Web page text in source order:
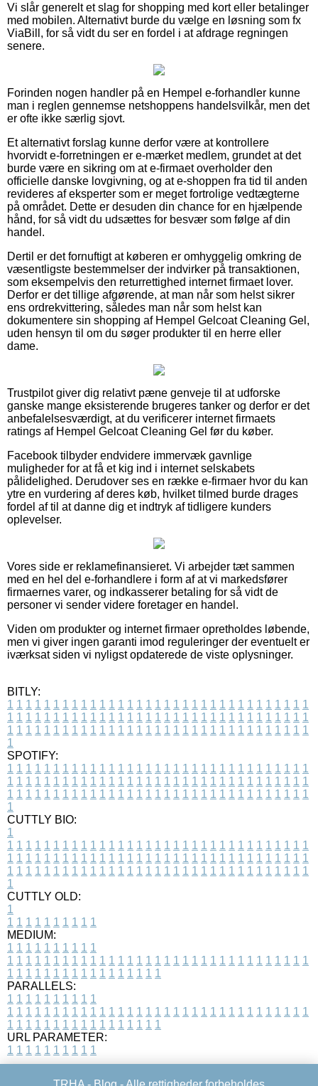
Vi slår generelt et slag for shopping med kort eller betalinger
med mobilen. Alternativt burde du vælge en løsning som fx
ViaBill, for så vidt du ser en fordel i at afdrage regningen
senere.
Forinden nogen handler på en Hempel e-forhandler kunne
man i reglen gennemse netshoppens handelsvilkår, men det
er ofte ikke særlig sjovt.
Et alternativt forslag kunne derfor være at kontrollere
hvorvidt e-forretningen er e-mærket medlem, grundet at det
burde være en sikring om at e-firmaet overholder den
officielle danske lovgivning, og at e-shoppen fra tid til anden
revideres af eksperter som er meget fortrolige vedtægterne
på området. Dette er desuden din chance for en hjælpende
hånd, for så vidt du udsættes for besvær som følge af din
handel.
Dertil er det fornuftigt at køberen er omhyggelig omkring de
væsentligste bestemmelser der indvirker på transaktionen,
som eksempelvis den returrettighed internet firmaet lover.
Derfor er det tillige afgørende, at man når som helst sikrer
ens ordrekvittering, således man når som helst kan
dokumentere sin shopping af Hempel Gelcoat Cleaning Gel,
uden hensyn til om du søger produkter til en herre eller
dame.
Trustpilot giver dig relativt pæne genveje til at udforske
ganske mange eksisterende brugeres tanker og derfor er det
anbefalelsesværdigt, at du verificerer internet firmaets
ratings af Hempel Gelcoat Cleaning Gel før du køber.
Facebook tilbyder endvidere immervæk gavnlige
muligheder for at få et kig ind i internet selskabets
pålidelighed. Derudover ses en række e-firmaer hvor du kan
ytre en vurdering af deres køb, hvilket tilmed burde drages
fordel af til at danne dig et indtryk af tidligere kunders
oplevelser.
Vores side er reklamefinansieret. Vi arbejder tæt sammen
med en hel del e-forhandlere i form af at vi markedsfører
firmaernes varer, og indkasserer betaling for så vidt de
personer vi sender videre foretager en handel.
Viden om produkter og internet firmaer opretholdes løbende,
men vi giver ingen garanti imod reguleringer der eventuelt er
iværksat siden vi nyligst opdaterede de viste oplysninger.
BITLY:
1 1 1 1 1 1 1 1 1 1 1 1 1 1 1 1 1 1 1 1 1 1 1 1 1 1 1 1 1 1 1 1 1
1 1 1 1 1 1 1 1 1 1 1 1 1 1 1 1 1 1 1 1 1 1 1 1 1 1 1 1 1 1 1 1 1
1 1 1 1 1 1 1 1 1 1 1 1 1 1 1 1 1 1 1 1 1 1 1 1 1 1 1 1 1 1 1 1 1
1
SPOTIFY:
1 1 1 1 1 1 1 1 1 1 1 1 1 1 1 1 1 1 1 1 1 1 1 1 1 1 1 1 1 1 1 1 1
1 1 1 1 1 1 1 1 1 1 1 1 1 1 1 1 1 1 1 1 1 1 1 1 1 1 1 1 1 1 1 1 1
1 1 1 1 1 1 1 1 1 1 1 1 1 1 1 1 1 1 1 1 1 1 1 1 1 1 1 1 1 1 1 1 1
1
CUTTLY BIO:
1
1 1 1 1 1 1 1 1 1 1 1 1 1 1 1 1 1 1 1 1 1 1 1 1 1 1 1 1 1 1 1 1 1
1 1 1 1 1 1 1 1 1 1 1 1 1 1 1 1 1 1 1 1 1 1 1 1 1 1 1 1 1 1 1 1 1
1 1 1 1 1 1 1 1 1 1 1 1 1 1 1 1 1 1 1 1 1 1 1 1 1 1 1 1 1 1 1 1 1
1
CUTTLY OLD:
1
1 1 1 1 1 1 1 1 1 1
MEDIUM:
1 1 1 1 1 1 1 1 1 1
1 1 1 1 1 1 1 1 1 1 1 1 1 1 1 1 1 1 1 1 1 1 1 1 1 1 1 1 1 1 1 1 1
1 1 1 1 1 1 1 1 1 1 1 1 1 1 1 1 1
PARALLELS:
1 1 1 1 1 1 1 1 1 1
1 1 1 1 1 1 1 1 1 1 1 1 1 1 1 1 1 1 1 1 1 1 1 1 1 1 1 1 1 1 1 1 1
1 1 1 1 1 1 1 1 1 1 1 1 1 1 1 1 1
URL PARAMETER:
1 1 1 1 1 1 1 1 1 1